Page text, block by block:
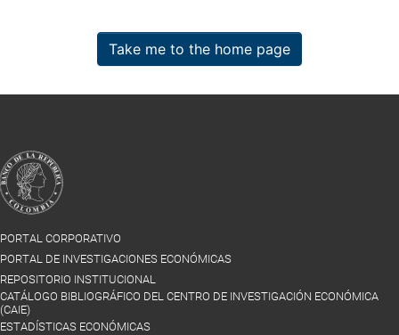
Take me to the home page
PORTAL CORPORATIVO
PORTAL DE INVESTIGACIONES ECONÓMICAS
REPOSITORIO INSTITUCIONAL
CATÁLOGO BIBLIOGRÁFICO DEL CENTRO DE INVESTIGACIÓN ECONÓMICA
(CAIE)
ESTADÍSTICAS ECONÓMICAS